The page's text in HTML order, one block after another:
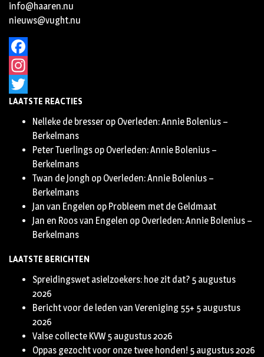
info@haaren.nu
nieuws@vught.nu
Facebook
Instagram
Twitter
LAATSTE REACTIES
Nelleke de bresser op Overleden: Annie Bolenius –
Berkelmans
Peter Tuerlings op Overleden: Annie Bolenius –
Berkelmans
Twan de Jongh op Overleden: Annie Bolenius –
Berkelmans
Jan van Engelen op Probleem met de Geldmaat
Jan en Roos van Engelen op Overleden: Annie Bolenius –
Berkelmans
LAATSTE BERICHTEN
Spreidingswet asielzoekers: hoe zit dat? 5 augustus
2026
Bericht voor de leden van Vereniging 55+ 5 augustus
2026
Valse collecte KVW 5 augustus 2026
Oppas gezocht voor onze twee honden! 5 augustus 2026